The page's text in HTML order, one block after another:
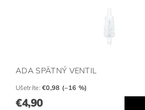
ADA SPÄTNÝ VENTIL
Ušetríte:€0,98 (–16 %)
€4,90